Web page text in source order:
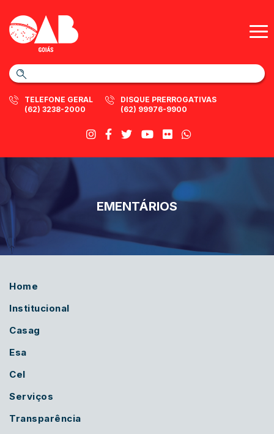
TELEFONE GERAL
(62) 3238-2000
DISQUE PRERROGATIVAS
(62) 99976-9900
EMENTÁRIOS
Home
Institucional
Casag
Esa
Cel
Serviços
Transparência